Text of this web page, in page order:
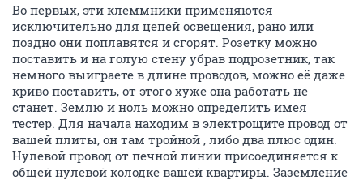
Во первых, эти клеммники применяются
исключительно для цепей освещения, рано или
поздно они поплавятся и сгорят. Розетку можно
поставить и на голую стену убрав подрозетник, так
немного выиграете в длине проводов, можно её даже
криво поставить, от этого хуже она работать не
станет. Землю и ноль можно определить имея
тестер. Для начала находим в электрощите провод от
вашей плиты, он там тройной , либо два плюс один.
Нулевой провод от печной линии присоединяется к
общей нулевой колодке вашей квартиры. Заземление